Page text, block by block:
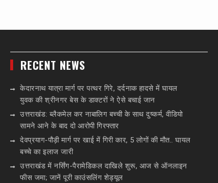
RECENT NEWS
केदारनाथ यात्रा मार्ग पर पत्थर गिरे, दर्दनाक हादसे में घायल
युवक की श्रीनगर बेस के डाक्टरों ने ऐसे बचाई जान
उत्तराखंड: ब्लैकमेल कर नाबालिग बच्ची के साथ दुष्कर्म, वीडियो
सामने आने के बाद दो आरोपी गिरफ्तार
देवप्रयाग-पौड़ी मार्ग पर खाई में गिरी कार, 5 लोगों की मौत.. घायल
बच्चे का इलाज जारी
उत्तराखंड में नर्सिंग-पैरामेडिकल दाखिले शुरू, आज से ऑनलाइन
फीस जमा; जानें पूरी काउंसलिंग शेड्यूल